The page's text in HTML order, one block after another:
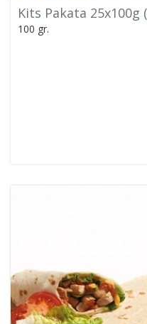
Kits Pakata 25x100g
100 gr.